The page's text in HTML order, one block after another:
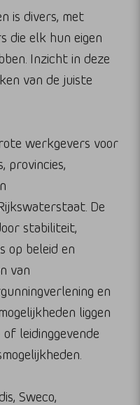
is divers, met
die elk hun eigen
Inzicht in deze
van de juiste
werkgevers voor
provincies,
De
stabiliteit,
op beleid en
van
en
liggen
leidinggevende
Sweco,